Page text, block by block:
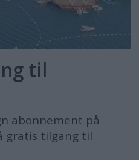
til
abonnement på
gratis tilgang til